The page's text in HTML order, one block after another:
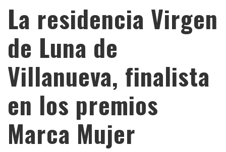
La residencia Virgen
de Luna de
Villanueva, finalista
en los premios
Marca Mujer